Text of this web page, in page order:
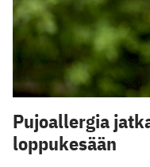
Pujoallergia
loppukesään